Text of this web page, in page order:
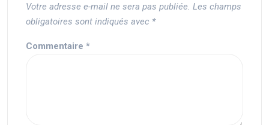
Votre adresse e-mail ne sera pas publiée. Les champs
obligatoires sont indiqués avec *
Commentaire *